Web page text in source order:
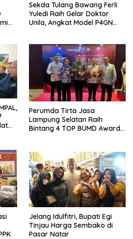
Sekda Tulang Bawang Ferli
Yuledi Raih Gelar Doktor
Unila, Angkat Model P4GN
Perumda Tirta Jasa
Lampung Selatan Raih
Bintang 4 TOP BUMD Awards
Jelang Idulfitri, Bupati Egi
Tinjau Harga Sembako di
Pasar Natar